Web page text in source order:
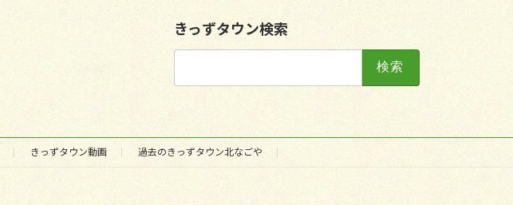
きっずタウン検索
きっずタウン動画 過去のきっずタウン北なごや